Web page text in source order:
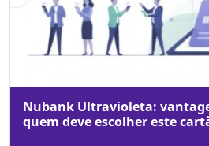
Nubank Ultravioleta:
quem deve escolher este